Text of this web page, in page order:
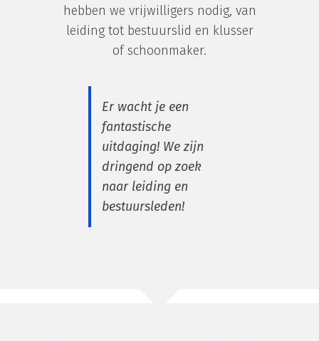
hebben we vrijwilligers nodig, van
leiding tot bestuurslid en klusser
of schoonmaker.
Er wacht je een
fantastische
uitdaging! We zijn
dringend op zoek
naar leiding en
bestuursleden!